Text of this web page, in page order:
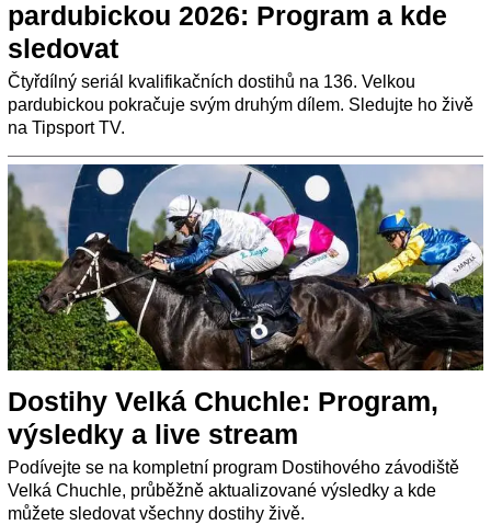
pardubickou 2026: Program a kde
sledovat
Čtyřdílný seriál kvalifikačních dostihů na 136. Velkou
pardubickou pokračuje svým druhým dílem. Sledujte ho živě
na Tipsport TV.
Dostihy Velká Chuchle: Program,
výsledky a live stream
Podívejte se na kompletní program Dostihového závodiště
Velká Chuchle, průběžně aktualizované výsledky a kde
můžete sledovat všechny dostihy živě.